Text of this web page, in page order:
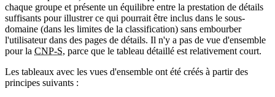
chaque groupe et présente un équilibre entre la prestation de détails
suffisants pour illustrer ce qui pourrait être inclus dans le sous-
domaine (dans les limites de la classification) sans embourber
l'utilisateur dans des pages de détails. Il n'y a pas de vue d'ensemble
pour la CNP-S, parce que le tableau détaillé est relativement court.
Les tableaux avec les vues d'ensemble ont été créés à partir des
principes suivants :